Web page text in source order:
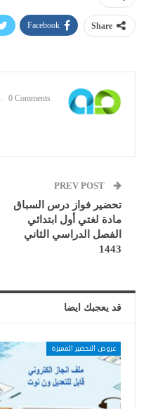
Share
Facebook
0 Comments
تحضير فواز درس السباق
مادة لغتي أول ابتدائي
الفصل الدراسي الثاني
1443
قد يعجبك ايضا
عروض التحضير المميزة